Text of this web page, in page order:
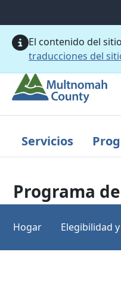
El contenido del
traducciones del
Servicios
Programa
Hogar Elegibilidad